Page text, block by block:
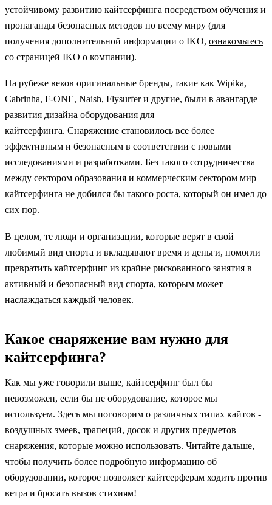
устойчивому развитию кайтсерфинга посредством обучения и
пропаганды безопасных методов по всему миру (для
получения дополнительной информации о IKO, ознакомьтесь
со страницей IKO о компании).
На рубеже веков оригинальные бренды, такие как Wipika,
Cabrinha, F-ONE, Naish, Flysurferи другие, были в авангарде
развития дизайна оборудования для
кайтсерфинга. Снаряжение становилось все более
эффективным и безопасным в соответствии с новыми
исследованиями и разработками. Без такого сотрудничества
между сектором образования и коммерческим сектором мир
кайтсерфинга не добился бы такого роста, который он имел до
сих пор.
В целом, те люди и организации, которые верят в свой
любимый вид спорта и вкладывают время и деньги, помогли
превратить кайтсерфинг из крайне рискованного занятия в
активный и безопасный вид спорта, которым может
наслаждаться каждый человек.
Какое снаряжение вам нужно для
кайтсерфинга?
Как мы уже говорили выше, кайтсерфинг был бы
невозможен, если бы не оборудование, которое мы
используем. Здесь мы поговорим о различных типах кайтов -
воздушных змеев, трапеций, досок и других предметов
снаряжения, которые можно использовать. Читайте дальше,
чтобы получить более подробную информацию об
оборудовании, которое позволяет кайтсерферам ходить против
ветра и бросать вызов стихиям!